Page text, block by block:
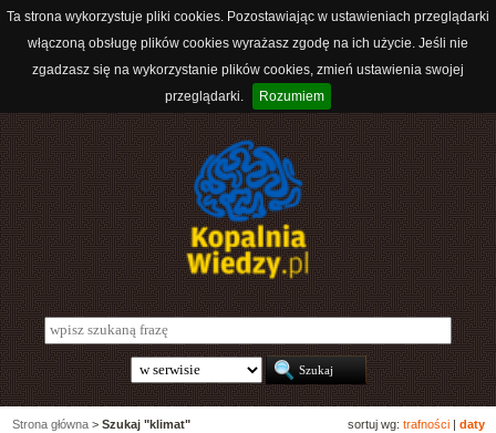
Ta strona wykorzystuje pliki cookies. Pozostawiając w ustawieniach przeglądarki
włączoną obsługę plików cookies wyrażasz zgodę na ich użycie. Jeśli nie
zgadzasz się na wykorzystanie plików cookies, zmień ustawienia swojej
przeglądarki.
Rozumiem
sortuj wg: trafności daty
Strona główna > Szukaj "klimat"